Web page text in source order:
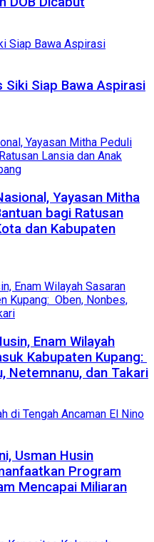
Siki Siap Bawa Aspirasi
Yayasan Mitha
bagi Ratusan
dan Kabupaten
Enam Wilayah
Kabupaten Kupang:
Netemnanu, dan Takari
Usman Husin
Program
Mencapai Miliaran